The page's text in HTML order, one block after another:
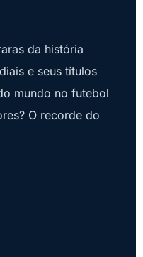
da história
e seus títulos
mundo no futebol
O recorde do